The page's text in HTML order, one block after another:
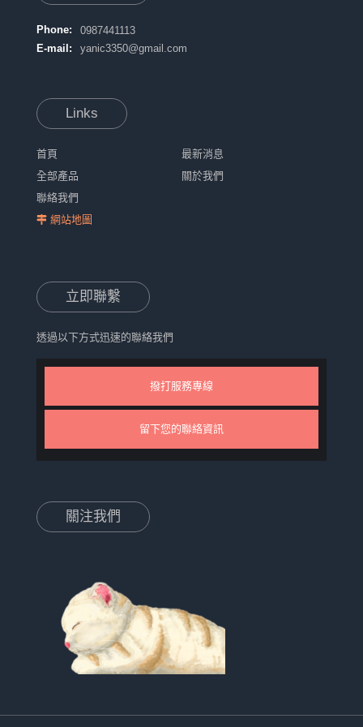
Phone:
0987441113
E-mail:
yanic3350@gmail.com
Links
首頁
最新消息
全部產品
關於我們
聯絡我們
網站地圖
立即聯繫
透過以下方式迅速的聯絡我們
撥打服務專線
留下您的聯絡資訊
關注我們